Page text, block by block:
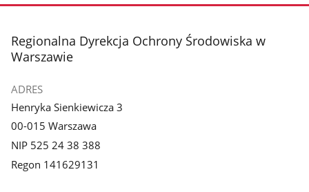
stopka
Regionalna Dyrekcja Ochrony Środowiska w
Warszawie
ADRES
Henryka Sienkiewicza 3
00-015 Warszawa
NIP 525 24 38 388
Regon 141629131